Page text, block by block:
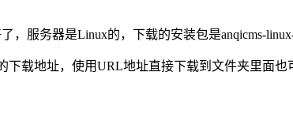
，服务器是Linux的，下载的安装包是anqicms-linux-
载地址，使用URL地址直接下载到文件夹里面也